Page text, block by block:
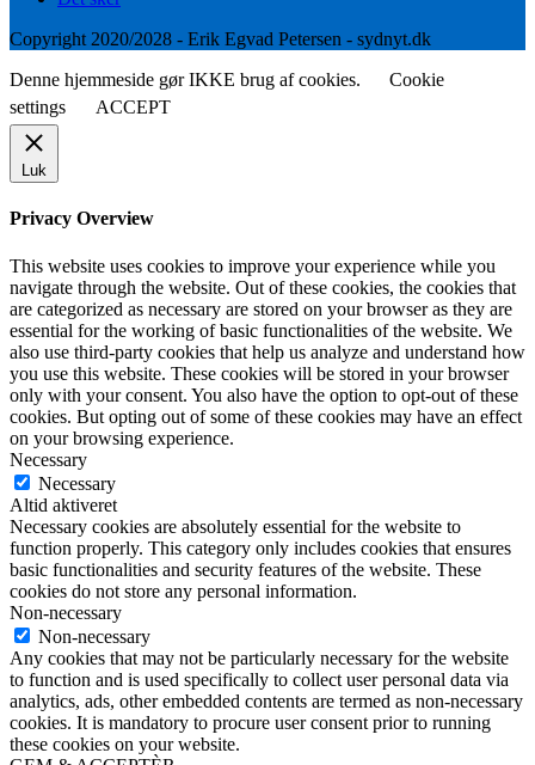
Copyright 2020/2028 - Erik Egvad Petersen - sydnyt.dk
Denne hjemmeside gør IKKE brug af cookies.
Cookie
settings
ACCEPT
Luk
Privacy Overview
This website uses cookies to improve your experience while you
navigate through the website. Out of these cookies, the cookies that
are categorized as necessary are stored on your browser as they are
essential for the working of basic functionalities of the website. We
also use third-party cookies that help us analyze and understand how
you use this website. These cookies will be stored in your browser
only with your consent. You also have the option to opt-out of these
cookies. But opting out of some of these cookies may have an effect
on your browsing experience.
Necessary
Necessary
Altid aktiveret
Necessary cookies are absolutely essential for the website to
function properly. This category only includes cookies that ensures
basic functionalities and security features of the website. These
cookies do not store any personal information.
Non-necessary
Non-necessary
Any cookies that may not be particularly necessary for the website
to function and is used specifically to collect user personal data via
analytics, ads, other embedded contents are termed as non-necessary
cookies. It is mandatory to procure user consent prior to running
these cookies on your website.